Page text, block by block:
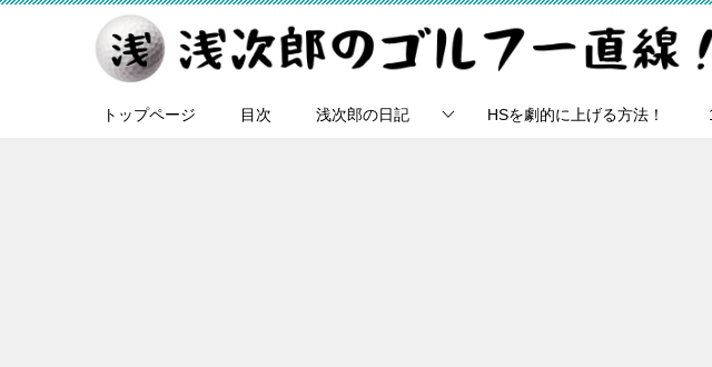
トップページ 目次 浅次郎の日記 HSを劇的に上げる方法！